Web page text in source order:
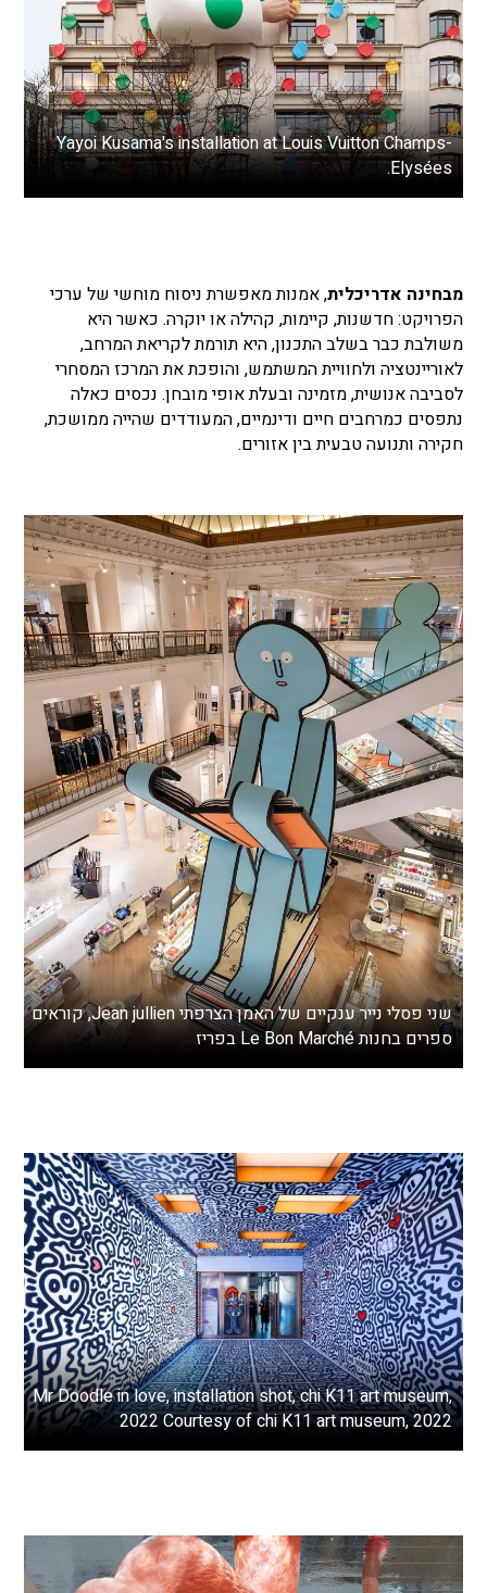
Yayoi Kusama's installation at Louis Vuitton Champs-
Elysées.
מבחינה אדריכלית, אמנות מאפשרת ניסוח מוחשי של ערכי
הפרויקט: חדשנות, קיימות, קהילה או יוקרה. כאשר היא
משולבת כבר בשלב התכנון, היא תורמת לקריאת המרחב,
לאוריינטציה ולחוויית המשתמש, והופכת את המרכז המסחרי
לסביבה אנושית, מזמינה ובעלת אופי מובחן. נכסים כאלה
נתפסים כמרחבים חיים ודינמיים, המעודדים שהייה ממושכת,
חקירה ותנועה טבעית בין אזורים.
שני פסלי נייר ענקיים של האמן הצרפתי Jean jullien, קוראים
ספרים בחנות Le Bon Marché בפריז
Mr Doodle in love, installation shot, chi K11 art museum,
2022 Courtesy of chi K11 art museum, 2022